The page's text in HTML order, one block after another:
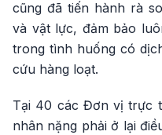
cũng đã tiến hành rà
và vật lực, đảm bảo
trong tình huống có
cứu hàng loạt.
Tại 40 các Đơn vị trực
nhân nặng phải ở lại